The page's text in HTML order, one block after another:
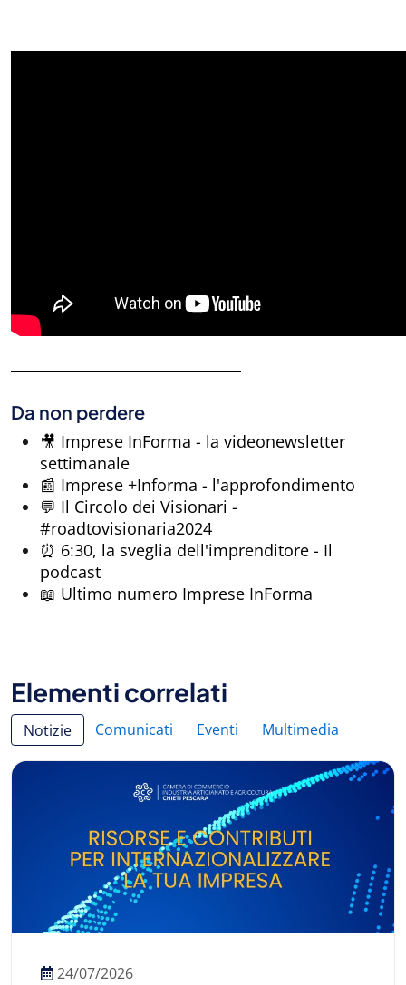
Da non perdere
🎥 Imprese InForma - la videonewsletter
settimanale
📰 Imprese +Informa - l'approfondimento
💬 Il Circolo dei Visionari -
#roadtovisionaria2024
⏰ 6:30, la sveglia dell'imprenditore - Il
podcast
📖 Ultimo numero Imprese InForma
Elementi correlati
Notizie Comunicati Eventi Multimedia
24/07/2026